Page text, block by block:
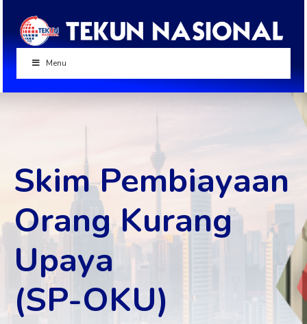
Menu
Skim Pembiayaan
Orang Kurang
Upaya
(SP-OKU)